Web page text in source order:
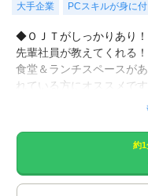
大手企業
PCスキルが身に付
◆ＯＪＴがしっかりあり
先輩社員が教えてくれる！
食堂＆ランチスペースが
れている方にオススメ
好のチャンス！未経験で
売場獲得、新製品の受注
対（社内外）などをお願い
♪♪引継ぎあり♪♪
約1